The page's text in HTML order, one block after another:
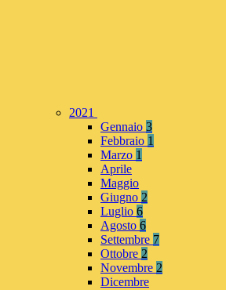
2021
Gennaio 3
Febbraio 1
Marzo 1
Aprile
Maggio
Giugno 2
Luglio 6
Agosto 6
Settembre 7
Ottobre 2
Novembre 2
Dicembre